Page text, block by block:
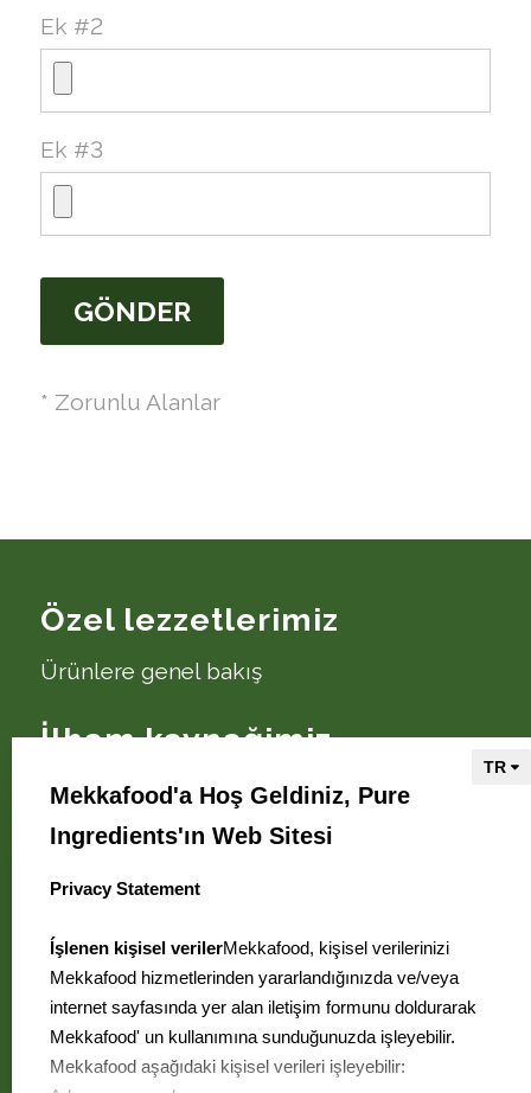
Ek #2
Ek #3
* Zorunlu Alanlar
Özel lezzetlerimiz
Ürünlere genel bakış
İlham kaynağimiz
Tarifler ve öneriler
Mekkafood hakkinda
Ürünlerimize nereden ulaşabilirsiniz
İletişim bilgileri
Sikça sorulan sorular
İş teklifleri
Mekkafood'a Hoş Geldiniz, Pure
Ingredients'ın Web Sitesi
select language
Privacy Statement
Íşlenen kişisel verilerMekkafood, kişisel verilerinizi
Mekkafood hizmetlerinden yararlandığınızda ve/veya
internet sayfasında yer alan iletişim formunu doldurarak
Mekkafood' un kullanımına sunduğunuzda işleyebilir.
Mekkafood aşağıdaki kişisel verileri işleyebilir: